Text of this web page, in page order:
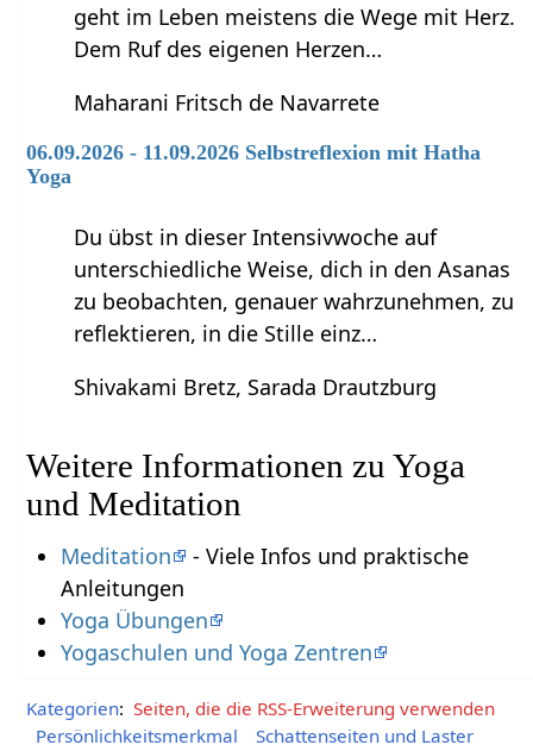
geht im Leben meistens die Wege mit Herz.
Dem Ruf des eigenen Herzen…
Maharani Fritsch de Navarrete
06.09.2026 - 11.09.2026 Selbstreflexion mit Hatha
Yoga
Du übst in dieser Intensivwoche auf
unterschiedliche Weise, dich in den Asanas
zu beobachten, genauer wahrzunehmen, zu
reflektieren, in die Stille einz…
Shivakami Bretz, Sarada Drautzburg
Weitere Informationen zu Yoga
und Meditation
Meditation
- Viele Infos und praktische
Anleitungen
Yoga Übungen
Yogaschulen und Yoga Zentren
Kategorien: Seiten, die die RSS-Erweiterung verwenden
Persönlichkeitsmerkmal
Schattenseiten und Laster